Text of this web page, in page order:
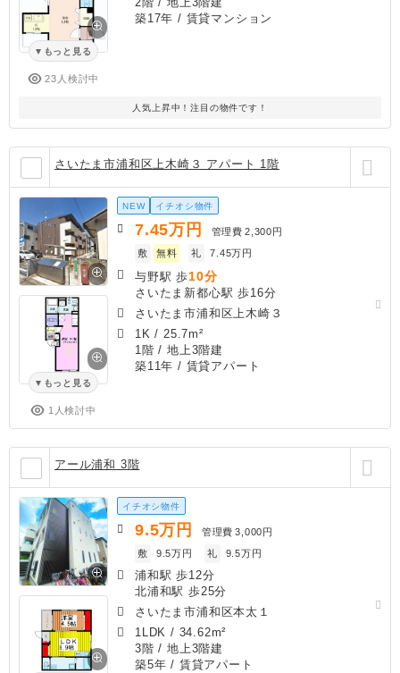
もっと見る
23人検討中
築17年 / 賃貸マンション
人気上昇中！注目の物件です！
さいたま市浦和区上木崎３ アパート 1階
もっと見る
1人検討中
NEW イチオシ物件
7.45万円 管理費 2,300円
敷
無料 礼 7.45万円
与野駅 歩10分
さいたま新都心駅 歩16分
さいたま市浦和区上木崎３
1K / 25.7m²
1階 / 地上3階建
築11年 / 賃貸アパート
アール浦和 3階
イチオシ物件
9.5万円 管理費 3,000円
敷
9.5万円 礼 9.5万円
浦和駅 歩12分
北浦和駅 歩25分
さいたま市浦和区本太１
1LDK / 34.62m²
3階 / 地上3階建
築5年 / 賃貸アパート